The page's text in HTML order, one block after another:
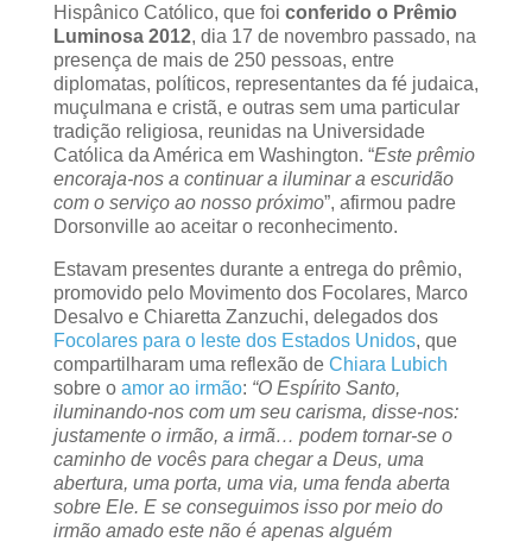
Hispânico Católico, que foi conferido o Prêmio
Luminosa 2012, dia 17 de novembro passado, na
presença de mais de 250 pessoas, entre
diplomatas, políticos, representantes da fé judaica,
muçulmana e cristã, e outras sem uma particular
tradição religiosa, reunidas na Universidade
Católica da América em Washington. “Este prêmio
encoraja-nos a continuar a iluminar a escuridão
com o serviço ao nosso próximo”, afirmou padre
Dorsonville ao aceitar o reconhecimento.
Estavam presentes durante a entrega do prêmio,
promovido pelo Movimento dos Focolares, Marco
Desalvo e Chiaretta Zanzuchi, delegados dos
Focolares para o leste dos Estados Unidos, que
compartilharam uma reflexão de Chiara Lubich
sobre o amor ao irmão: “O Espírito Santo,
iluminando-nos com um seu carisma, disse-nos:
justamente o irmão, a irmã… podem tornar-se o
caminho de vocês para chegar a Deus, uma
abertura, uma porta, uma via, uma fenda aberta
sobre Ele. E se conseguimos isso por meio do
irmão amado este não é apenas alguém